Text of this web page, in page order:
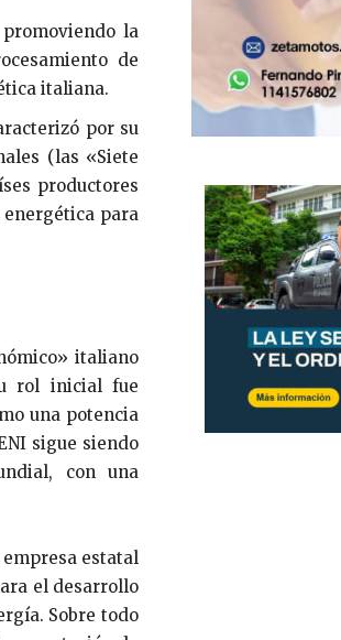
la
de
italiana.
por su
(las «Siete
productores
para
italiano
rol inicial fue
una potencia
sigue siendo
con una
estatal
el desarrollo
Sobre todo